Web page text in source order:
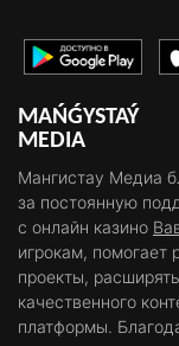
MAŃǴYSTAÝ
MEDIA
Мангистау Медиа
за постоянную
с онлайн казино
игрокам, помогает
проекты,
качественного
платформы.